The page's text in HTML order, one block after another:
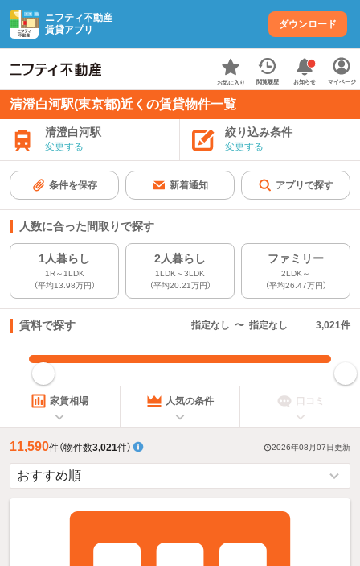
ニフティ不動産
賃貸アプリ
ダウンロード
お気に入り 閲覧履歴 お知らせ マイページ
清澄白河駅(東京都)近くの賃貸物件一覧
清澄白河駅
変更する
絞り込み条件
変更する
条件を保存 新着通知 アプリで探す
人数に合った間取りで探す
1人暮らし
1R～1LDK
（平均13.98万円）
2人暮らし
1LDK～3LDK
（平均20.21万円）
ファミリー
2LDK～
（平均26.47万円）
賃料で探す 指定なし 〜 指定なし 3,021件
指定した賃料で絞り込む
家賃相場 人気の条件 口コミ
11,590件（物件数3,021件） 2026年08月07日更新